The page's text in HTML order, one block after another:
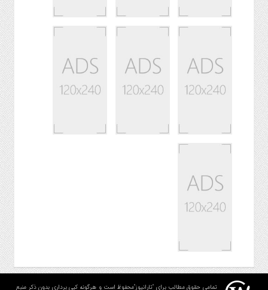
تمامی حقوق مطالب برای "تارانیوز"محفوظ است و هرگونه کپی برداری بدون ذکر منبع